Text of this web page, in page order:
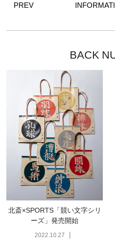
PREV
BACK
北斎×SPORTS「競い文字シリ
ーズ」発売開始
2022.10.27